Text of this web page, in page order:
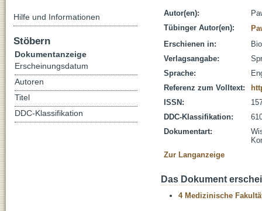
Autor(en):
Tübinger Autor(en):
Erschienen in:
Verlagsangabe:
Sprache:
Referenz zum Volltext:
ISSN:
DDC-Klassifikation:
Dokumentart:
Zur Langanzeige
Das Dokument
4 Medizinische
Hilfe und Informationen
Stöbern
Dokumentanzeige
Erscheinungsdatum
Autoren
Titel
DDC-Klassifikation